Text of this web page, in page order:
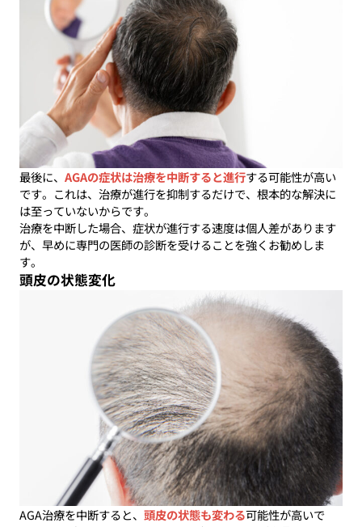
最後に、 AGAの症状は治療を中断すると進行する可能性が高い
です。これは、治療が進行を抑制するだけで、根本的な解決に
は至っていないからです。
治療を中断した場合、症状が進行する速度は個人差があります
が、早めに専門の医師の診断を受けることを強くお勧めしま
す。
頭皮の状態変化
AGA治療を中断すると、 頭皮の状態も変わる可能性が高いで